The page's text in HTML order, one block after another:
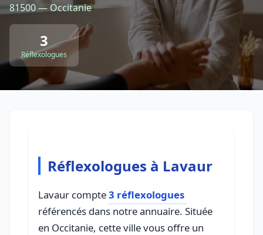
81500 — Occitanie
3
Réflexologues
Réflexologues à Lavaur
Lavaur compte3 réflexologues
référencés dans notre annuaire. Située
en Occitanie, cette ville vous offre un